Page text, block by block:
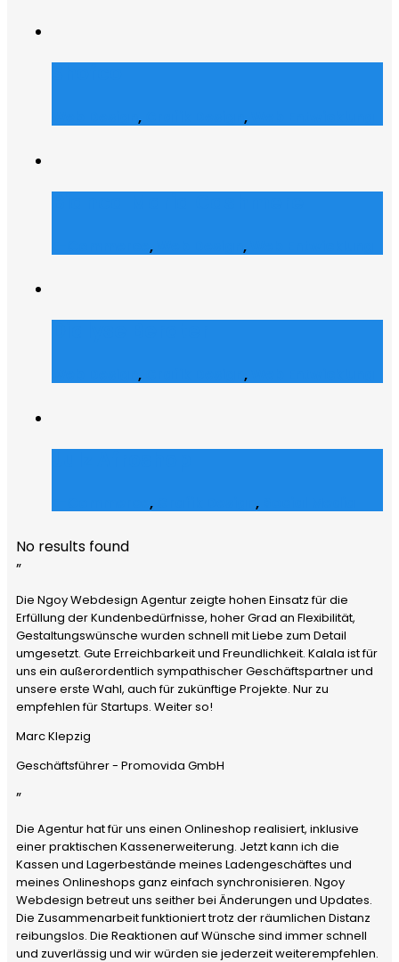
, ,
, ,
, ,
, ,
No results found
”
Die Ngoy Webdesign Agentur zeigte hohen Einsatz für die
Erfüllung der Kundenbedürfnisse, hoher Grad an Flexibilität,
Gestaltungswünsche wurden schnell mit Liebe zum Detail
umgesetzt. Gute Erreichbarkeit und Freundlichkeit. Kalala ist für
uns ein außerordentlich sympathischer Geschäftspartner und
unsere erste Wahl, auch für zukünftige Projekte. Nur zu
empfehlen für Startups. Weiter so!
Marc Klepzig
Geschäftsführer - Promovida GmbH
”
Die Agentur hat für uns einen Onlineshop realisiert, inklusive
einer praktischen Kassenerweiterung. Jetzt kann ich die
Kassen und Lagerbestände meines Ladengeschäftes und
meines Onlineshops ganz einfach synchronisieren. Ngoy
Webdesign betreut uns seither bei Änderungen und Updates.
Die Zusammenarbeit funktioniert trotz der räumlichen Distanz
reibungslos. Die Reaktionen auf Wünsche sind immer schnell
und zuverlässig und wir würden sie jederzeit weiterempfehlen.